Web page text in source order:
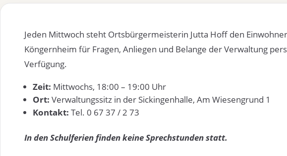
Jeden Mittwoch steht Ortsbürgermeisterin Jutta Hoff den
Köngernheim für Fragen, Anliegen und Belange der Verwaltung
Verfügung.
Zeit: Mittwochs, 18:00 – 19:00 Uhr
Ort: Verwaltungssitz in der Sickingenhalle, Am Wiesengrund 1
Kontakt: Tel. 0 67 37 / 2 73
In den Schulferien finden keine Sprechstunden statt.